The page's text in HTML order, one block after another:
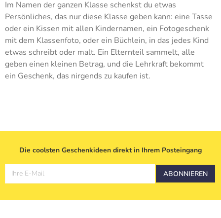
Im Namen der ganzen Klasse schenkst du etwas
Persönliches, das nur diese Klasse geben kann: eine Tasse
oder ein Kissen mit allen Kindernamen, ein Fotogeschenk
mit dem Klassenfoto, oder ein Büchlein, in das jedes Kind
etwas schreibt oder malt. Ein Elternteil sammelt, alle
geben einen kleinen Betrag, und die Lehrkraft bekommt
ein Geschenk, das nirgends zu kaufen ist.
Die coolsten Geschenkideen direkt in Ihrem Posteingang
Ihre E-Mail ABONNIEREN